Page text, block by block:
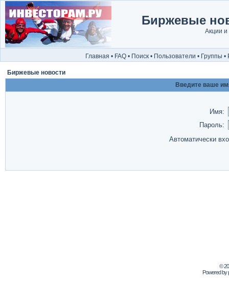
Биржевые
Акции и
Главная • FAQ • Поиск • Пользователи • Группы •
Биржевые новости
Введите ваше
Имя:
Пароль:
Автоматически
©
Powered by